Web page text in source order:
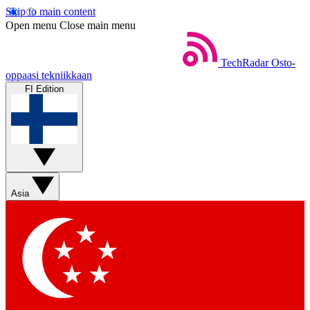
Skip to main content
Open menu Close main menu
TechRadar Osto-
oppaasi tekniikkaan
FI Edition
Asia